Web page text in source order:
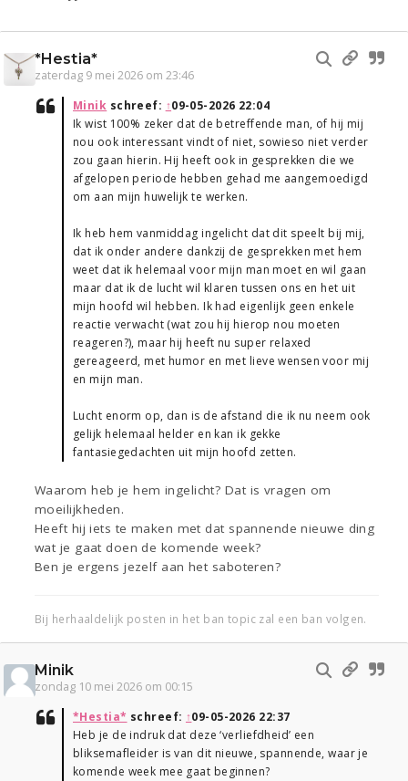
*Hestia*
zaterdag 9 mei 2026 om 23:46
Minik schreef: ↑09-05-2026 22:04
Ik wist 100% zeker dat de betreffende man, of hij mij
nou ook interessant vindt of niet, sowieso niet verder
zou gaan hierin. Hij heeft ook in gesprekken die we
afgelopen periode hebben gehad me aangemoedigd
om aan mijn huwelijk te werken.
Ik heb hem vanmiddag ingelicht dat dit speelt bij mij,
dat ik onder andere dankzij de gesprekken met hem
weet dat ik helemaal voor mijn man moet en wil gaan
maar dat ik de lucht wil klaren tussen ons en het uit
mijn hoofd wil hebben. Ik had eigenlijk geen enkele
reactie verwacht (wat zou hij hierop nou moeten
reageren?), maar hij heeft nu super relaxed
gereageerd, met humor en met lieve wensen voor mij
en mijn man.
Lucht enorm op, dan is de afstand die ik nu neem ook
gelijk helemaal helder en kan ik gekke
fantasiegedachten uit mijn hoofd zetten.
Waarom heb je hem ingelicht? Dat is vragen om
moeilijkheden.
Heeft hij iets te maken met dat spannende nieuwe ding
wat je gaat doen de komende week?
Ben je ergens jezelf aan het saboteren?
Bij herhaaldelijk posten in het ban topic zal een ban volgen.
Minik
zondag 10 mei 2026 om 00:15
*Hestia* schreef: ↑09-05-2026 22:37
Heb je de indruk dat deze ‘verliefdheid’ een
bliksemafleider is van dit nieuwe, spannende, waar je
komende week mee gaat beginnen?